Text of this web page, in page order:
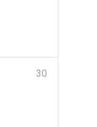
30